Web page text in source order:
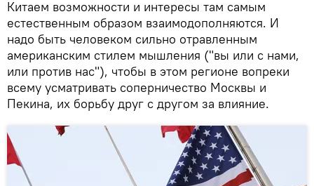
Китаем возможности и интересы там самым
естественным образом взаимодополняются. И
надо быть человеком сильно отравленным
американским стилем мышления ("вы или с нами,
или против нас"), чтобы в этом регионе вопреки
всему усматривать соперничество Москвы и
Пекина, их борьбу друг с другом за влияние.